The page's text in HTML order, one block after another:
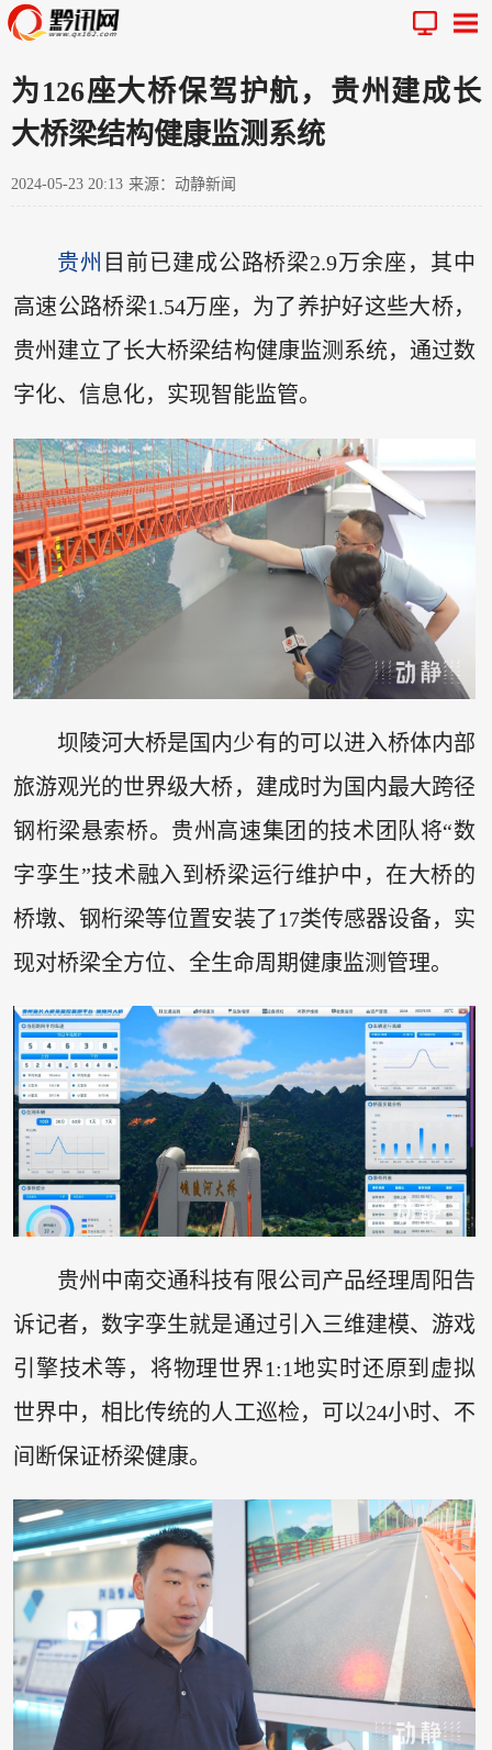
为126座大桥保驾护航，贵州建成长
大桥梁结构健康监测系统
2024-05-23 20:13 来源：动静新闻
贵州 目前已建成公路桥梁2.9万余座，其中
高速公路桥梁1.54万座，为了养护好这些大桥，
贵州建立了长大桥梁结构健康监测系统，通过数
字化、信息化，实现智能监管。
坝陵河大桥是国内少有的可以进入桥体内部
旅游观光的世界级大桥，建成时为国内最大跨径
钢桁梁悬索桥。贵州高速集团的技术团队将“数
字孪生”技术融入到桥梁运行维护中，在大桥的
桥墩、钢桁梁等位置安装了17类传感器设备，实
现对桥梁全方位、全生命周期健康监测管理。
贵州中南交通科技有限公司产品经理周阳告
诉记者，数字孪生就是通过引入三维建模、游戏
引擎技术等，将物理世界1:1地实时还原到虚拟
世界中，相比传统的人工巡检，可以24小时、不
间断保证桥梁健康。